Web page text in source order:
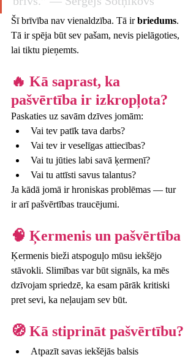
Šī brīvība nav vienaldzība. Tā ir briedums.
Tā ir spēja būt sev pašam, nevis pielāgoties,
lai tiktu pieņemts.
🔥 Kā saprast, ka
pašvērtība ir izkropļota?
Paskaties uz savām dzīves jomām:
Vai tev patīk tava darbs?
Vai tev ir veselīgas attiecības?
Vai tu jūties labi savā ķermenī?
Vai tu attīsti savus talantus?
Ja kādā jomā ir hroniskas problēmas — tur
ir arī pašvērtības traucējumi.
🧠 Ķermenis un pašvērtība
Ķermenis bieži atspoguļo mūsu iekšējo
stāvokli. Slimības var būt signāls, ka mēs
dzīvojam spriedzē, ka esam pārāk kritiski
pret sevi, ka neļaujam sev būt.
🧭 Kā stiprināt pašvērtību?
Atpazīt savas iekšējās balsis